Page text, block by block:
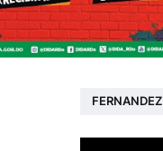
FERNANDEZ